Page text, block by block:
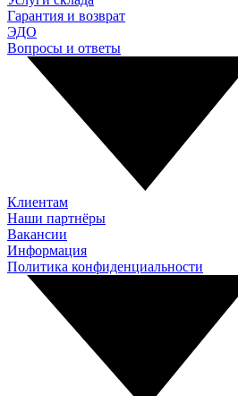
Гарантия и возврат
ЭДО
Вопросы и ответы
Клиентам
Наши партнёры
Вакансии
Информация
Политика конфиденциальности